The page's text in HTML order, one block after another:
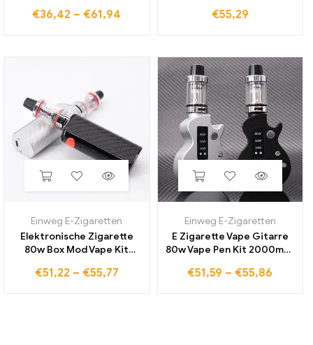
Vape stift Für 510 gewinde
€36,42 – €61,94
leere Hülsen Keramik spule
€55,29
Einweg E-Zigaretten
Elektronische Zigarette
80w Box Mod Vape Kit
Batterie 2,5 ml Tank 0,3
€51,22 – €55,77
Einweg E-Zigaretten
E Zigarette Vape Gitarre
80w Vape Pen Kit 2000mah
Ohm 2ml Tank USB
€51,59 – €55,86